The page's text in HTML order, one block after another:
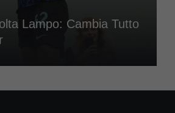
Lampo: Cambia Tutto